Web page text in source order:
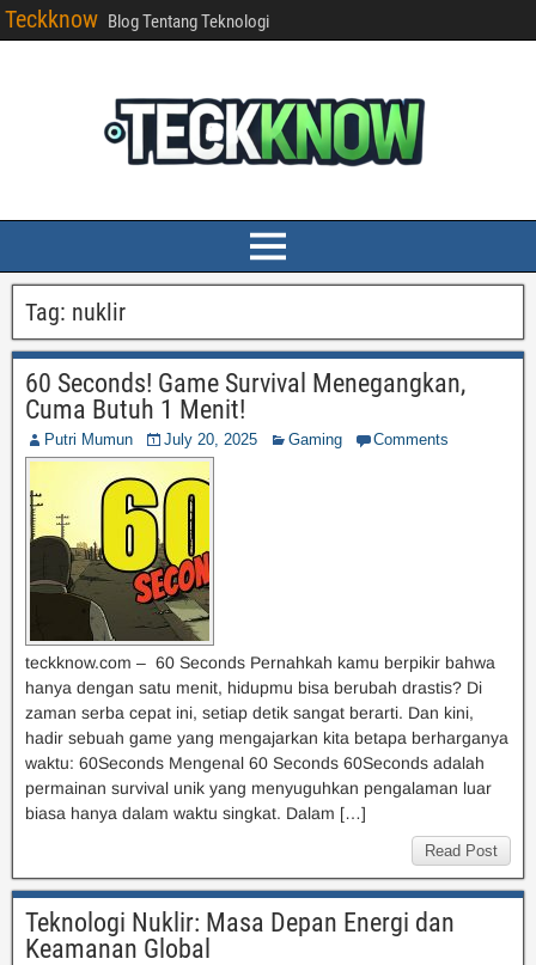
Teckknow Blog Tentang Teknologi
Tag: nuklir
60 Seconds! Game Survival Menegangkan,
Cuma Butuh 1 Menit!
Putri Mumun July 20, 2025 Gaming Comments
teckknow.com – 60 Seconds Pernahkah kamu berpikir bahwa
hanya dengan satu menit, hidupmu bisa berubah drastis? Di
zaman serba cepat ini, setiap detik sangat berarti. Dan kini,
hadir sebuah game yang mengajarkan kita betapa berharganya
waktu: 60Seconds Mengenal 60 Seconds 60Seconds adalah
permainan survival unik yang menyuguhkan pengalaman luar
biasa hanya dalam waktu singkat. Dalam […]
Read Post
Teknologi Nuklir: Masa Depan Energi dan
Keamanan Global